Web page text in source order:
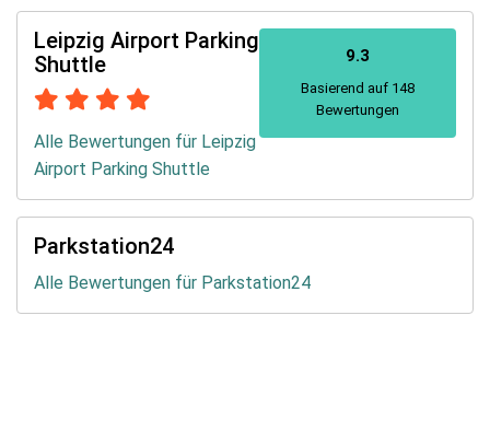
Leipzig Airport Parking
Shuttle
Alle Bewertungen für Leipzig
Airport Parking Shuttle
9.3
Basierend auf 148
Bewertungen
Parkstation24
Alle Bewertungen für Parkstation24